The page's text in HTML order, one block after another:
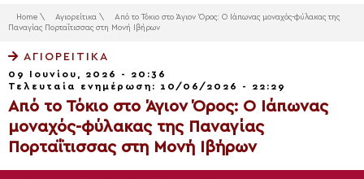
Home \ Αγιορείτικα \
Από το Τόκιο στο Άγιον Όρος: Ο Ιάπωνας μοναχός-φύλακας της
Παναγίας Πορταΐτισσας στη Μονή Ιβήρων
ΑΓΙΟΡΕΊΤΙΚΑ
09 Ιουνίου, 2026 - 20:36
Τελευταία ενημέρωση: 10/06/2026 - 22:29
Από το Τόκιο στο Άγιον Όρος: Ο Ιάπωνας
μοναχός-φύλακας της Παναγίας
Πορταΐτισσας στη Μονή Ιβήρων